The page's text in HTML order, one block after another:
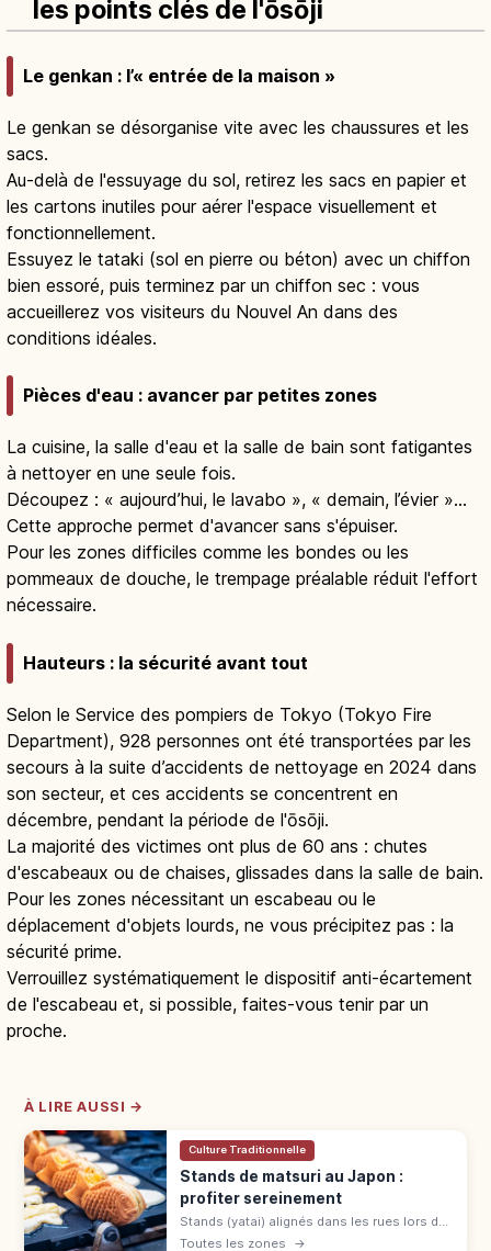
les points clés de l'ōsōji
Le genkan : l’« entrée de la maison »
Le genkan se désorganise vite avec les chaussures et les
sacs.
Au-delà de l'essuyage du sol, retirez les sacs en papier et
les cartons inutiles pour aérer l'espace visuellement et
fonctionnellement.
Essuyez le tataki (sol en pierre ou béton) avec un chiffon
bien essoré, puis terminez par un chiffon sec : vous
accueillerez vos visiteurs du Nouvel An dans des
conditions idéales.
Pièces d'eau : avancer par petites zones
La cuisine, la salle d'eau et la salle de bain sont fatigantes
à nettoyer en une seule fois.
Découpez : « aujourd’hui, le lavabo », « demain, l’évier »…
Cette approche permet d'avancer sans s'épuiser.
Pour les zones difficiles comme les bondes ou les
pommeaux de douche, le trempage préalable réduit l'effort
nécessaire.
Hauteurs : la sécurité avant tout
Selon le Service des pompiers de Tokyo (Tokyo Fire
Department), 928 personnes ont été transportées par les
secours à la suite d’accidents de nettoyage en 2024 dans
son secteur, et ces accidents se concentrent en
décembre, pendant la période de l'ōsōji.
La majorité des victimes ont plus de 60 ans : chutes
d'escabeaux ou de chaises, glissades dans la salle de bain.
Pour les zones nécessitant un escabeau ou le
déplacement d'objets lourds, ne vous précipitez pas : la
sécurité prime.
Verrouillez systématiquement le dispositif anti-écartement
de l'escabeau et, si possible, faites-vous tenir par un
proche.
À LIRE AUSSI →
Culture Traditionnelle
Stands de matsuri au Japon :
profiter sereinement
Stands (yatai) alignés dans les rues lors des
matsuri japonais du printemps à l'automne :
Toutes les zones →